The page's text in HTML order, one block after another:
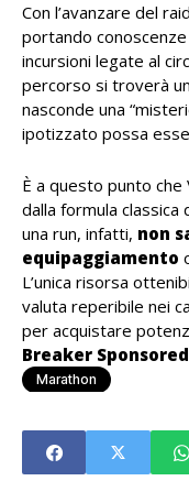
Con l’avanzare del
portando
incursioni legate al
percorso si troverà
nasconde una
ipotizzato possa
È a questo punto
dalla formula
una run, infatti, non
equipaggiamento
L’unica risorsa
valuta reperibile nei
per acquistare
Breaker
Marathon